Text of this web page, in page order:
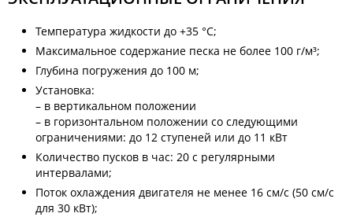
Температура жидкости до +35 °C;
Максимальное содержание песка не более 100 г/м³;
Глубина погружения до 100 м;
Установка:
– в вертикальном положении
– в горизонтальном положении со следующими
ограничениями: до 12 ступеней или до 11 кВт
Количество пусков в час: 20 с регулярными
интервалами;
Поток охлаждения двигателя не менее 16 см/с (50 см/с
для 30 кВт);